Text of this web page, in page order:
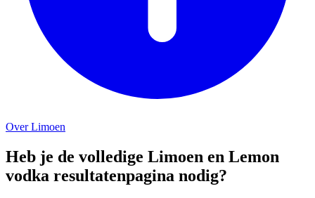
Over Limoen
Heb je de volledige Limoen en Lemon
vodka resultatenpagina nodig?